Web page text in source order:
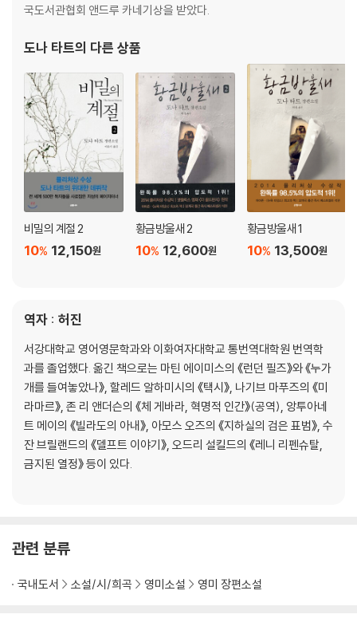
국도서관협회 앤드루 카네기상을 받았다.
도나 타트의 다른 상품
비밀의 계절 2
12,150원
10%
황금방울새 2
12,600원
10%
황금방울새 1
13,500원
10%
역자 : 허진
서강대학교 영어영문학과와 이화여자대학교 통번역대학원 번역학
과를 졸업했다. 옮긴 책으로는 마틴 에이미스의 《런던 필즈》와 《누가
개를 들여놓았나》, 할레드 알하미시의 《택시》, 나기브 마푸즈의 《미
라마르》, 존 리 앤더슨의 《체 게바라, 혁명적 인간》(공역), 앙투아네
트 메이의 《빌라도의 아내》, 아모스 오즈의 《지하실의 검은 표범》, 수
잔 브릴랜드의 《델프트 이야기》, 오드리 설킬드의 《레니 리펜슈탈,
금지된 열정》 등이 있다.
관련 분류
국내도서 소설/시/희곡 영미소설 영미 장편소설